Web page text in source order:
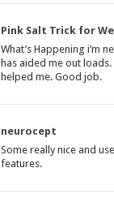
Pink Salt Trick for
What’s Happening i’m
has aided me out
helped me. Good job.
neurocept
Some really nice and
features.